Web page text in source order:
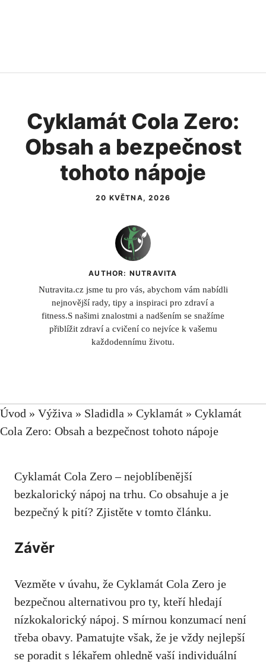
Cyklamát Cola Zero:
Obsah a bezpečnost
tohoto nápoje
20 KVĚTNA, 2026
AUTHOR: NUTRAVITA
Nutravita.cz jsme tu pro vás, abychom vám nabídli
nejnovější rady, tipy a inspiraci pro zdraví a
fitness.S našimi znalostmi a nadšením se snažíme
přiblížit zdraví a cvičení co nejvíce k vašemu
každodennímu životu.
Úvod » Výživa » Sladidla » Cyklamát » Cyklamát
Cola Zero: Obsah a bezpečnost tohoto nápoje
Cyklamát Cola Zero – nejoblíbenější
bezkalorický nápoj na trhu. Co obsahuje a je
bezpečný k pití? Zjistěte v tomto článku.
Závěr
Vezměte v úvahu, že Cyklamát Cola Zero je
bezpečnou alternativou pro ty, kteří hledají
nízkokalorický nápoj. S mírnou konzumací není
třeba obavy. Pamatujte však, že je vždy nejlepší
se poradit s lékařem ohledně vaší individuální